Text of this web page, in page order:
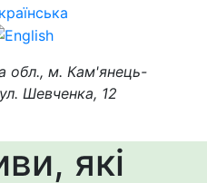
обл., м. Кам'янець-
Шевченка, 12
які